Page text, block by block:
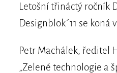
Letošní třináctý ročník
Designblok´11 se koná
Petr Machálek, ředitel
„Zelené technologie a